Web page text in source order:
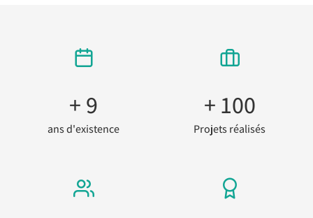
ans d'existence
+ 9
Projets réalisés
+ 100